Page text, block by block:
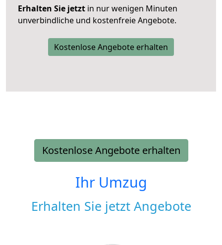
Erhalten Sie jetzt in nur wenigen Minuten
unverbindliche und kostenfreie Angebote.
Kostenlose Angebote erhalten
Kostenlose Angebote erhalten
Ihr Umzug
Erhalten Sie jetzt Angebote